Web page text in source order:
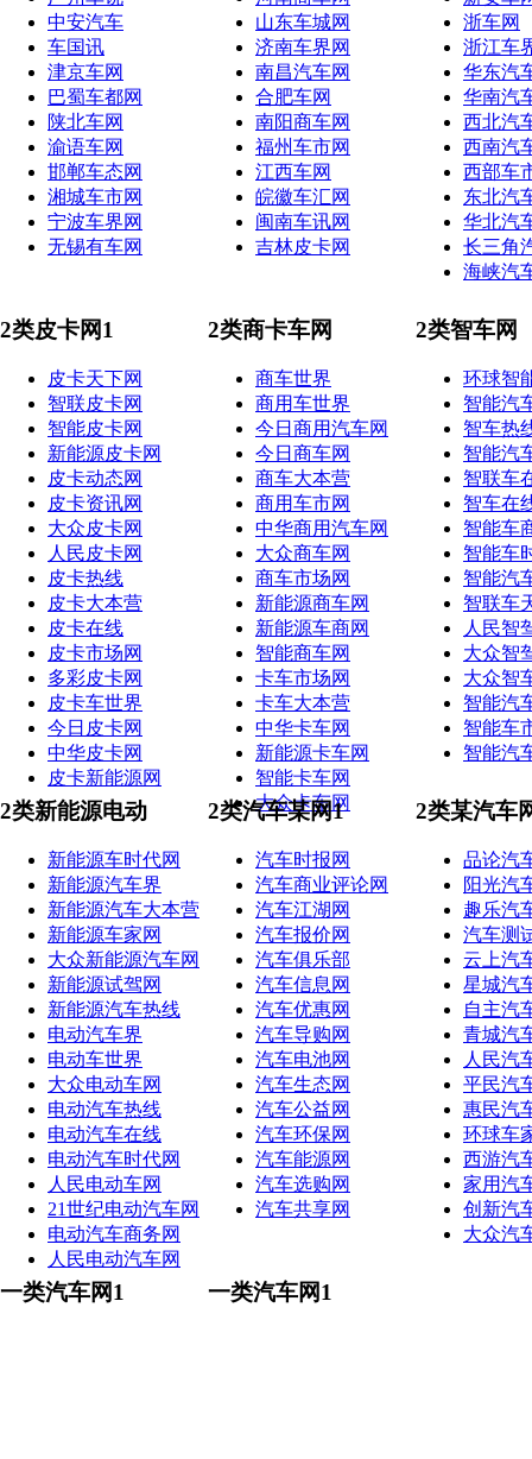
中安汽车
车国讯
津京车网
巴蜀车都网
陕北车网
渝语车网
邯郸车态网
湘城车市网
宁波车界网
无锡有车网
山东车城网
济南车界网
南昌汽车网
合肥车网
南阳商车网
福州车市网
江西车网
皖徽车汇网
闽南车讯网
吉林皮卡网
浙车网
浙江车
华东汽
华南汽
西北汽
西南汽
西部车
东北汽
华北汽
长三角
海峡汽
2类皮卡网1
皮卡天下网
智联皮卡网
智能皮卡网
新能源皮卡网
皮卡动态网
皮卡资讯网
大众皮卡网
人民皮卡网
皮卡热线
皮卡大本营
皮卡在线
皮卡市场网
多彩皮卡网
皮卡车世界
今日皮卡网
中华皮卡网
皮卡新能源网
2类商卡车网
商车世界
商用车世界
今日商用汽车网
今日商车网
商车大本营
商用车市网
中华商用汽车网
大众商车网
商车市场网
新能源商车网
新能源车商网
智能商车网
卡车市场网
卡车大本营
中华卡车网
新能源卡车网
智能卡车网
大众卡车网
2类智车网
环球智
智能汽
智车热
智能汽
智联车
智车在
智能车
智能车
智能汽
智联车
人民智
大众智
大众智
智能汽
智能车
智能汽
2类新能源电动
新能源车时代网
新能源汽车界
新能源汽车大本营
新能源车家网
大众新能源汽车网
新能源试驾网
新能源汽车热线
电动汽车界
电动车世界
大众电动车网
电动汽车热线
电动汽车在线
电动汽车时代网
人民电动车网
21世纪电动汽车网
电动汽车商务网
人民电动汽车网
2类汽车某网1
汽车时报网
汽车商业评论网
汽车江湖网
汽车报价网
汽车俱乐部
汽车信息网
汽车优惠网
汽车导购网
汽车电池网
汽车生态网
汽车公益网
汽车环保网
汽车能源网
汽车选购网
汽车共享网
2类某汽车
品论汽
阳光汽
趣乐汽
汽车测
云上汽
星城汽
自主汽
青城汽
人民汽
平民汽
惠民汽
环球车
西游汽
家用汽
创新汽
大众汽
一类汽车网1 一类汽车网1